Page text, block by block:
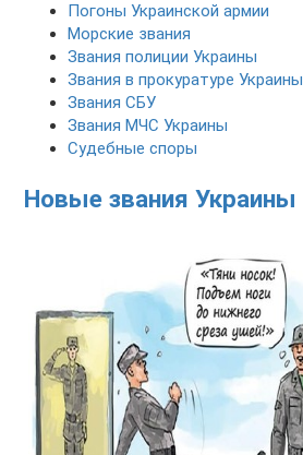
Погоны Украинской армии
Морские звания
Звания полиции Украины
Звания в прокуратуре Украины
Звания СБУ
Звания МЧС Украины
Судебные споры
Новые звания Украины